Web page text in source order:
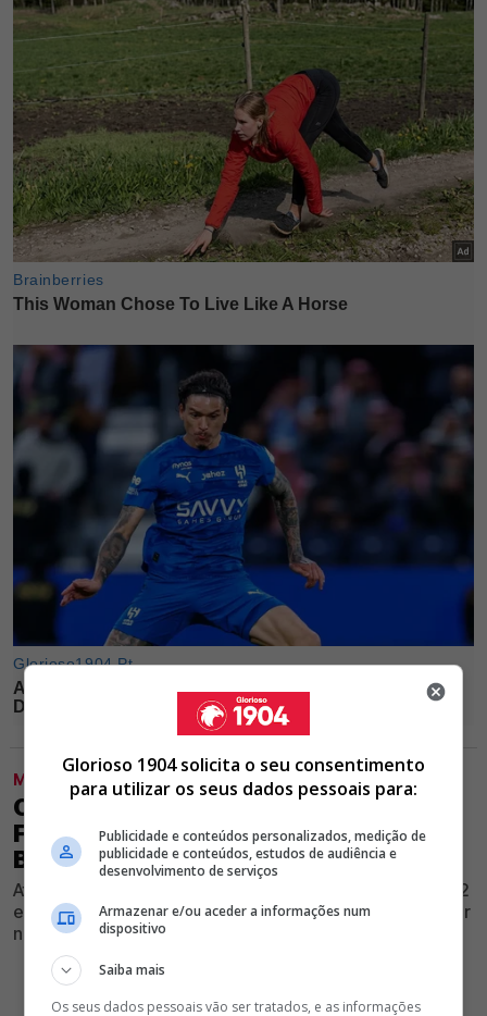
MODALIDADES
OFICIAL! 4 ANOS DEPOIS, RUI COSTA
FAZ REGRESSAR EXTREMO AO
BENFICA
Atleta que passou pelo Clube da Luz entre 2020 e 2022
está de regresso às águias e mostra ambição de vencer
novamente títulos
Glorioso 1904 solicita o seu consentimento
para utilizar os seus dados pessoais para:
Publicidade e conteúdos personalizados, medição de
publicidade e conteúdos, estudos de audiência e
desenvolvimento de serviços
Armazenar e/ou aceder a informações num
dispositivo
Saiba mais
Os seus dados pessoais vão ser tratados, e as informações